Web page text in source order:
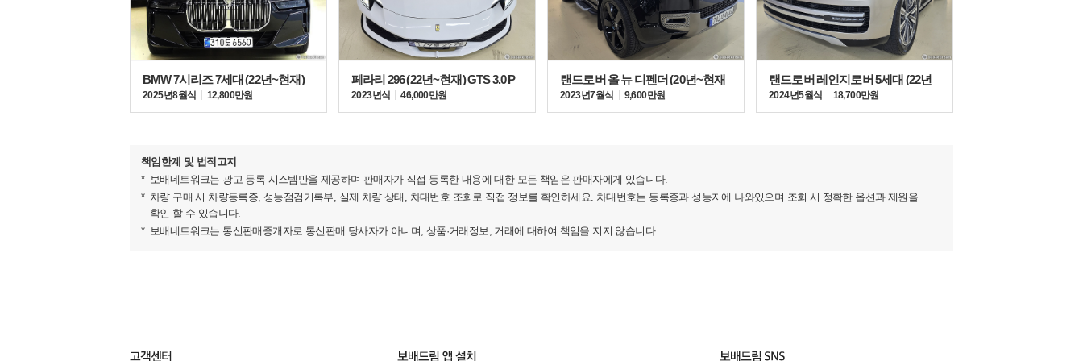
BMW 7시리즈 7세대 (22년~현재) 740i xDrive
2025년 8월식
12,800만원
페라리 296 (22년~현재) GTS 3.0 PHEV
2023년식
46,000만원
랜드로버 올 뉴 디펜더 (20년~현재) 130 3.0 D300
2023년 7월식
9,600만원
랜드로버 레인지로버 5세대 (22년~현재) 4.4 P530 LWB
2024년 5월식
18,700만원
책임한계 및 법적고지
보배네트워크는 광고 등록 시스템만을 제공하며 판매자가 직접 등록한 내용에 대한 모든 책임은 판매자에게 있습니다.
차량 구매 시 차량등록증, 성능점검기록부, 실제 차량 상태, 차대번호 조회로 직접 정보를 확인하세요. 차대번호는 등록증과 성능지에 나와있으며 조회 시 정확한 옵션과 제원을
확인 할 수 있습니다.
보배네트워크는 통신판매중개자로 통신판매 당사자가 아니며, 상품·거래정보, 거래에 대하여 책임을 지지 않습니다.